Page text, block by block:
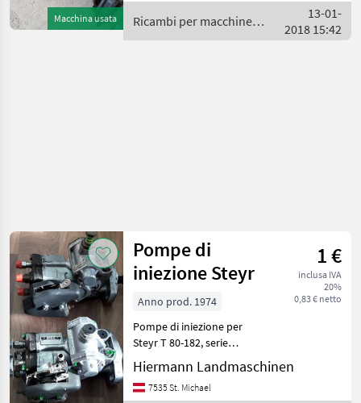
Macchina usata
Ricambi per macchine
agricole / Steyr
13-01-
2018 15:42
Pompe di
iniezione Steyr
1 €
inclusa IVA
20%
0,83 € netto
Anno prod. 1974
Pompe di iniezione per
Steyr T 80-182, serie
Anniversary, serie Plus,
serie 8000, serie 9000
Ricambi per macchine
Hiermann Landmaschinen
7535 St. Michael